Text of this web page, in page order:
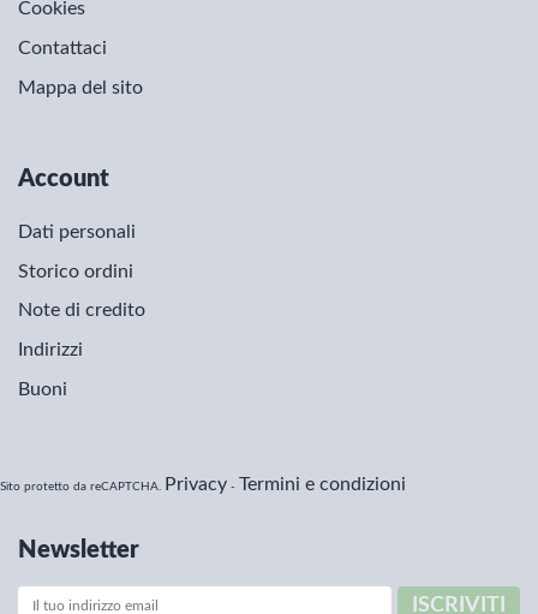
Cookies
Contattaci
Mappa del sito
Account
Dati personali
Storico ordini
Note di credito
Indirizzi
Buoni
Sito protetto da reCAPTCHA. Privacy - Termini e condizioni
Newsletter
ISCRIVITI